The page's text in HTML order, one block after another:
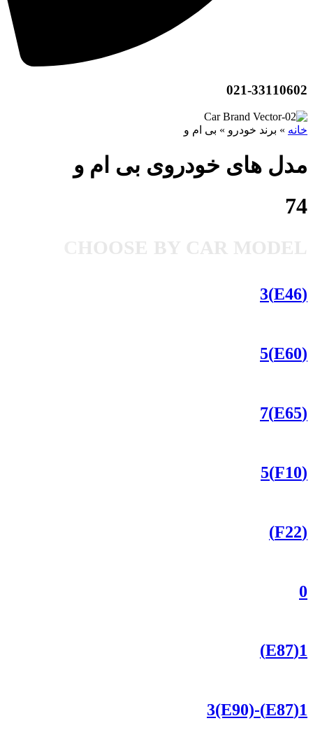
021-33110602
خانه » برند خودرو » بی ام و
مدل های خودروی بی ام و
74
(E46)3
(E60)5
(E65)7
(F10)5
(F22)
0
1(E87)
1(E87)-3(E90)